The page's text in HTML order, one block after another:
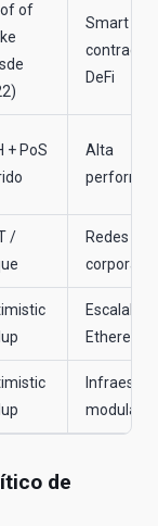
of
Smart
contracts
DeFi
+ PoS
Alta
/
Redes
Ethereum
modular
de